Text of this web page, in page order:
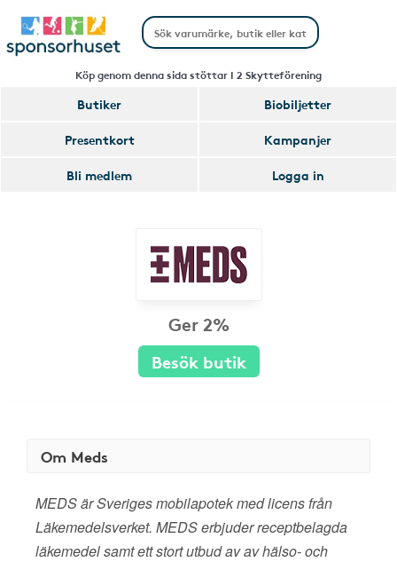
Köp genom denna sida stöttar I 2 Skytteförening
Butiker
Biobiljetter
Presentkort
Kampanjer
Bli medlem
Logga in
Ger 2%
Besök butik
Om Meds
MEDS är Sveriges mobilapotek med licens från
Läkemedelsverket. MEDS erbjuder receptbelagda
läkemedel samt ett stort utbud av av hälso- och